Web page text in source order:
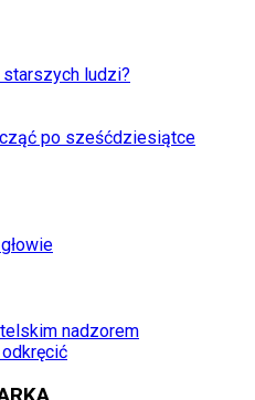
ludzi?
po sześćdziesiątce
nadzorem